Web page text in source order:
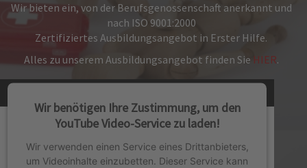
Wir bieten ein, von der Berufsgenossenschaft anerkannt und
nach ISO 9001:2000
Zertifiziertes Ausbildungsangebot in Erster Hilfe.
Alles zu unserem Ausbildungsangebot finden Sie HIER.
Wir benötigen Ihre Zustimmung, um den
YouTube Video-Service zu laden!
Wir verwenden einen Service eines Drittanbieters,
um Videoinhalte einzubetten. Dieser Service kann